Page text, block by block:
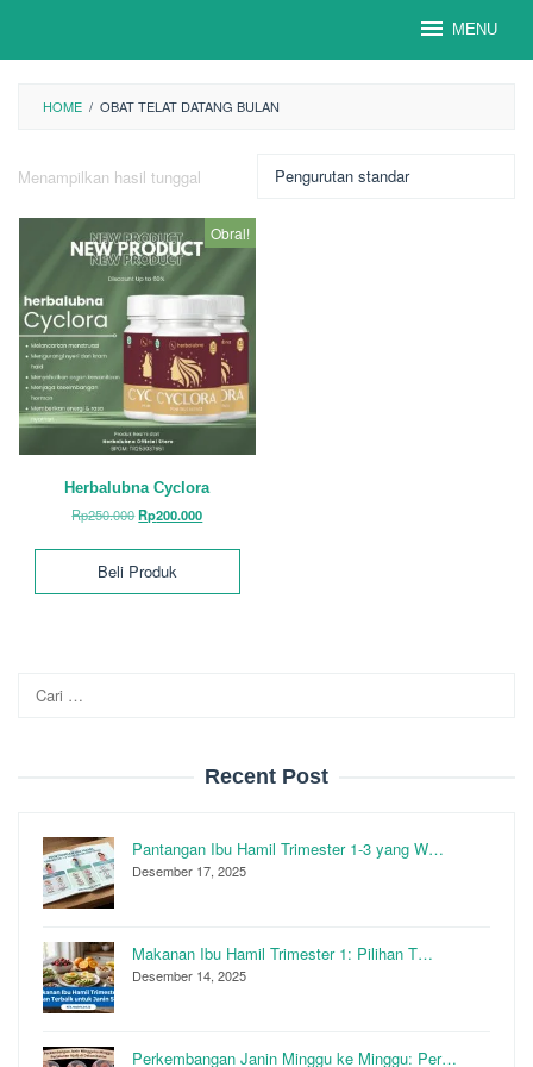
konten
MENU
HOME / OBAT TELAT DATANG BULAN
Menampilkan hasil tunggal
Obral!
Herbalubna Cyclora
Rp250.000Harga
adalah:
Rp250.000.
Rp200.000Harga
ini
Rp200.000.
Beli Produk
untuk:
Recent Post
Pantangan Ibu Hamil Trimester 1-3 yang W…
Desember 17, 2025
Makanan Ibu Hamil Trimester 1: Pilihan T…
Desember 14, 2025
Perkembangan Janin Minggu ke Minggu: Per…